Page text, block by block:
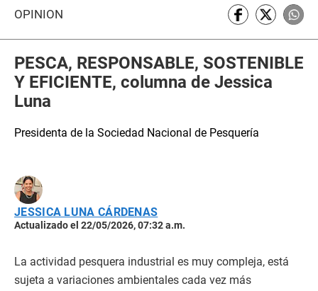
OPINIÓN
PESCA, RESPONSABLE, SOSTENIBLE
Y EFICIENTE, columna de Jessica
Luna
Presidenta de la Sociedad Nacional de Pesquería
JESSICA LUNA CÁRDENAS
Actualizado el 22/05/2026, 07:32 a.m.
La actividad pesquera industrial es muy compleja, está
sujeta a variaciones ambientales cada vez más